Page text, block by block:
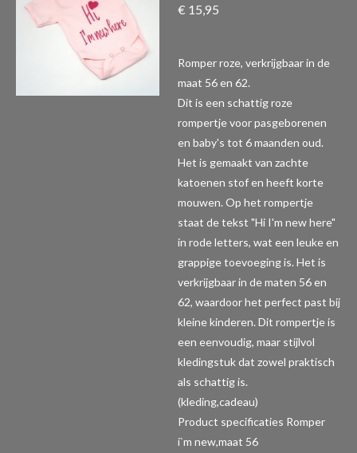
€ 15,95
Romper roze, verkrijgbaar in de
maat 56 en 62.
Dit is een schattig roze
rompertje voor pasgeborenen
en baby's tot 6 maanden oud.
Het is gemaakt van zachte
katoenen stof en heeft korte
mouwen. Op het rompertje
staat de tekst "Hi I'm new here"
in rode letters, wat een leuke en
grappige toevoeging is. Het is
verkrijgbaar in de maten 56 en
62, waardoor het perfect past bij
kleine kinderen. Dit rompertje is
een eenvoudig, maar stijlvol
kledingstuk dat zowel praktisch
als schattig is.
(kleding,cadeau)
Product specificaties Romper
i`m new,maat 56